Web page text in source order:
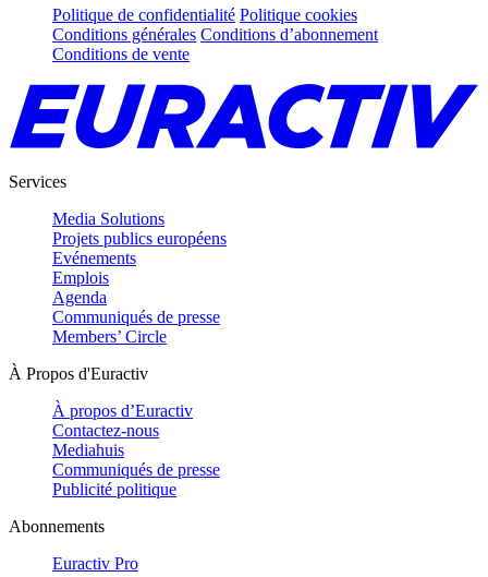
Politique de confidentialité Politique cookies
Conditions générales Conditions d’abonnement
Conditions de vente
Services
Media Solutions
Projets publics européens
Evénements
Emplois
Agenda
Communiqués de presse
Members’ Circle
À Propos d'Euractiv
À propos d’Euractiv
Contactez-nous
Mediahuis
Communiqués de presse
Publicité politique
Abonnements
Euractiv Pro